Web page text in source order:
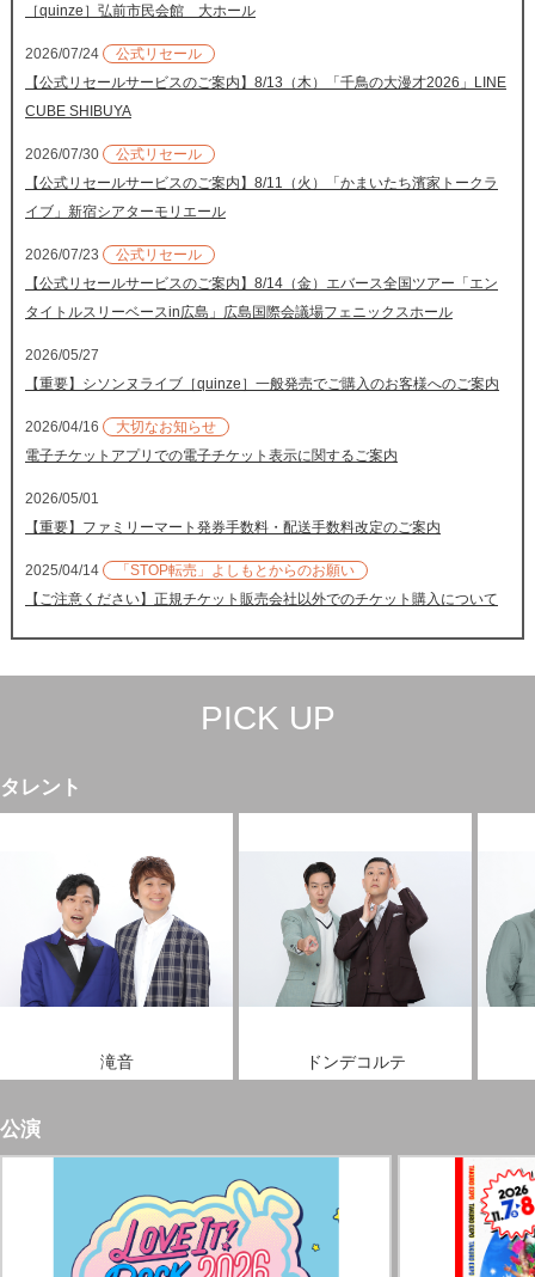
［quinze］弘前市民会館 大ホール
2026/07/24
公式リセール
【公式リセールサービスのご案内】8/13（木）「千鳥の大漫才2026」LINE
CUBE SHIBUYA
2026/07/30
公式リセール
【公式リセールサービスのご案内】8/11（火）「かまいたち濱家トークラ
イブ」新宿シアターモリエール
2026/07/23
公式リセール
【公式リセールサービスのご案内】8/14（金）エバース全国ツアー「エン
タイトルスリーベースin広島」広島国際会議場フェニックスホール
2026/05/27
【重要】シソンヌライブ［quinze］一般発売でご購入のお客様へのご案内
2026/04/16
大切なお知らせ
電子チケットアプリでの電子チケット表示に関するご案内
2026/05/01
【重要】ファミリーマート発券手数料・配送手数料改定のご案内
2025/04/14
「STOP転売」よしもとからのお願い
【ご注意ください】正規チケット販売会社以外でのチケット購入について
PICK UP
タレント
滝音 ドンデコルテ
公演